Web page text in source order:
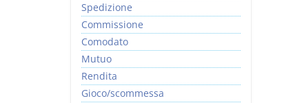
Spedizione
Commissione
Comodato
Mutuo
Rendita
Gioco/scommessa